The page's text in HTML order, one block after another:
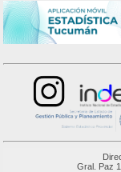
Gral. Paz